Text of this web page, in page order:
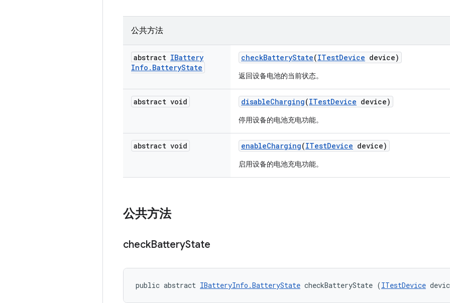
公共方法
abstract IBattery
Info . BatteryState
checkBatteryState(ITestDevice device)
返回设备电池的当前状态。
abstract void disableCharging(ITestDevice device)
停用设备的电池充电功能。
abstract void enableCharging(ITestDevice device)
启用设备的电池充电功能。
公共方法
checkBatteryState
public abstract IBatteryInfo.BatteryState checkBatteryState (ITestDevice